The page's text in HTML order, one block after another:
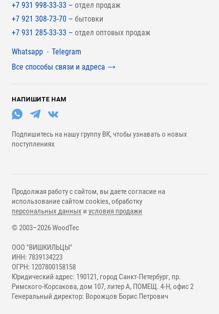
+7 931 998-33-33 – отдел продаж
+7 921 308-73-70 – бытовки
+7 931 285-33-33 – отдел оптовых продаж
Мессенджеры
Whatsapp
Telegram
Все способы связи и адреса
НАПИШИТЕ НАМ
Подпишитесь на нашу группу ВК, чтобы узнавать о новых
поступлениях
© 2003–2026 WoodTec
ООО "ВИШКИЛЬЦЫ"
ИНН: 7839134223
ОГРН: 1207800158158
Юридический адрес: 190121, город Санкт-Петербург, пр.
Римского-Корсакова, дом 107, литер А, ПОМЕЩ. 4-Н, офис 2
Генеральный директор: Ворожцов Борис Петрович
Продолжая работу с сайтом, вы даете согласие на
использование сайтом cookies, обработку
персональных данных и условия продажи